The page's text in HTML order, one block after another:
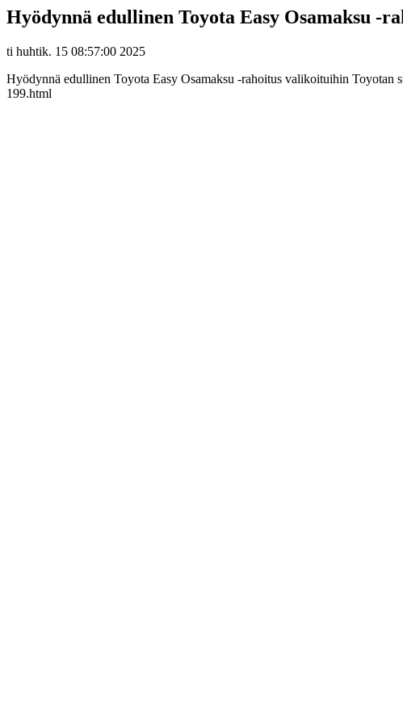
Hyödynnä edullinen Toyota Easy Osamaksu
ti huhtik. 15 08:57:00 2025
Hyödynnä edullinen Toyota Easy Osamaksu -rahoitus valikoituihin
199.html